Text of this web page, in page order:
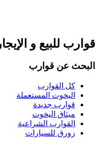
قوارب للبيع و الإيجار
البحث عن قوارب
كل القوارب
اليخوت المستعملة
قوارب جديدة
ميثاق اليخوت
القوارب الشراعية
زورق للسيارات